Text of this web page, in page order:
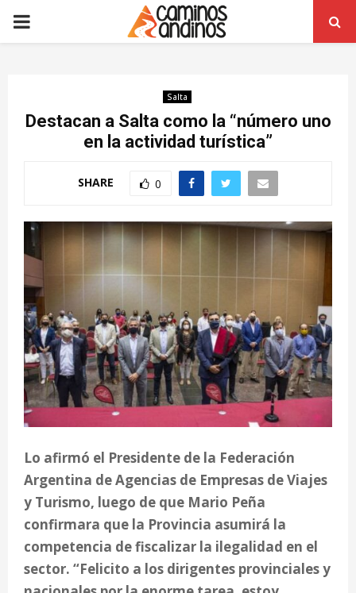
PRIMARY
Salta
Destacan a Salta como la “número uno
en la actividad turística”
SHARE 0
Lo afirmó el Presidente de la Federación
Argentina de Agencias de Empresas de Viajes
y Turismo, luego de que Mario Peña
confirmara que la Provincia asumirá la
competencia de fiscalizar la ilegalidad en el
sector. “Felicito a los dirigentes provinciales y